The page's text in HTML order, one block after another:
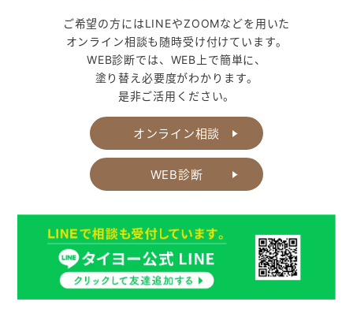
ご希望の方にはLINEやZOOMなどを用いた
オンライン相談も随時受け付けています。
WEB診断では、WEB上で簡単に、
塗り替え必要度がわかります。
是非ご活用ください。
オンライン相談
WEB診断